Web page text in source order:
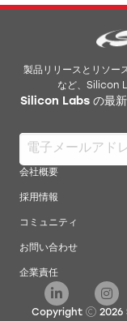
製品リリースとリソー
など、Silicon
Silicon Labs の最新
会社概要
採用情報
コミュニティ
お問い合わせ
企業責任
Copyright 2026